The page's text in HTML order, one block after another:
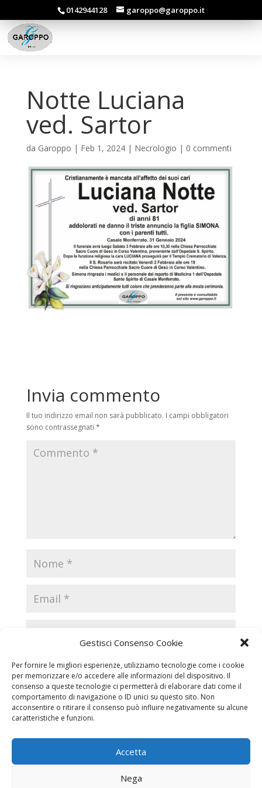
Gestisci Consenso Cookie
Per fornire le migliori esperienze, utilizziamo tecnologie come i cookie
per memorizzare e/o accedere alle informazioni del dispositivo. Il
consenso a queste tecnologie ci permetterà di elaborare dati come il
comportamento di navigazione o ID unici su questo sito. Non
acconsentire o ritirare il consenso può influire negativamente su alcune
caratteristiche e funzioni.
Accetta
Nega
0142944128 garoppo@garoppo.it
Notte Luciana
ved. Sartor
da Garoppo | Feb 1, 2024| Necrologio | 0 commenti
Invia commento
Il tuo indirizzo email non sarà pubblicato. I campi obbligatori
sono contrassegnati *
Necrologi Casale Monferrato